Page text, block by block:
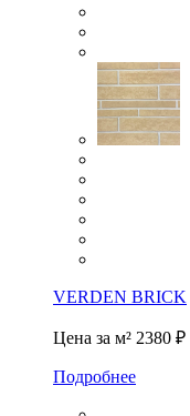
VERDEN BRICK
Цена за м² 2380 ₽
Подробнее